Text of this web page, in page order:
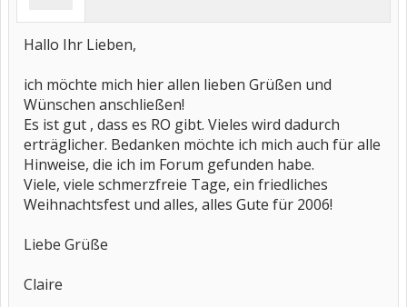
Hallo Ihr Lieben,
ich möchte mich hier allen lieben Grüßen und
Wünschen anschließen!
Es ist gut , dass es RO gibt. Vieles wird dadurch
erträglicher. Bedanken möchte ich mich auch für alle
Hinweise, die ich im Forum gefunden habe.
Viele, viele schmerzfreie Tage, ein friedliches
Weihnachtsfest und alles, alles Gute für 2006!
Liebe Grüße
Claire